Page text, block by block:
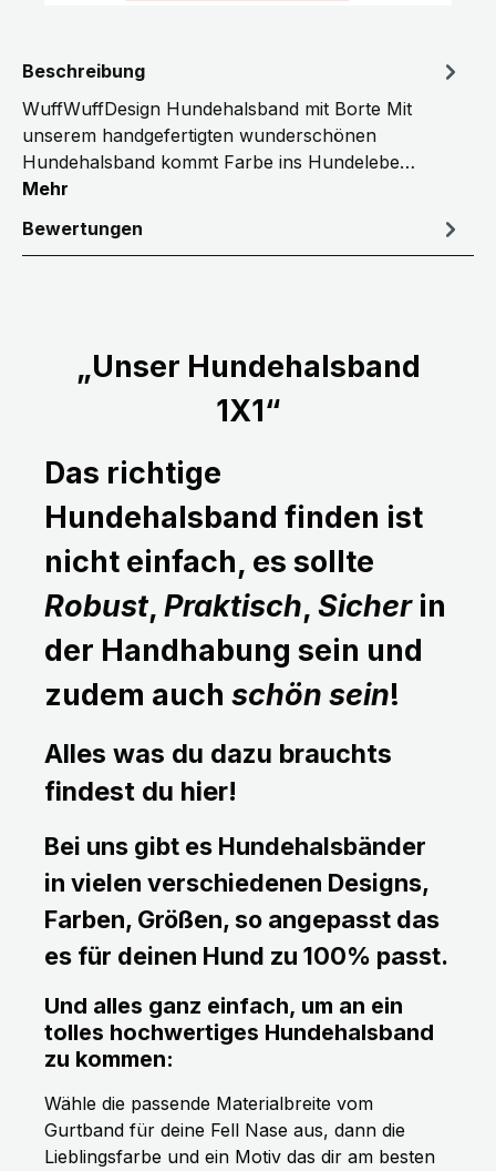
Beschreibung
WuffWuffDesign Hundehalsband mit Borte Mit
unserem handgefertigten wunderschönen
Hundehalsband kommt Farbe ins Hundelebe…
Mehr
Bewertungen
„Unser Hundehalsband
1X1“
Das richtige
Hundehalsband finden ist
nicht einfach, es sollte
Robust, Praktisch, Sicherin
der Handhabung sein und
zudem auch schön sein!
Alles was du dazu brauchts
findest du hier!
Bei uns gibt es Hundehalsbänder
in vielen verschiedenen Designs,
Farben, Größen, so angepasst das
es für deinen Hund zu 100% passt.
Und alles ganz einfach, um an ein
tolles hochwertiges Hundehalsband
zu kommen:
Wähle die passende Materialbreite vom
Gurtband für deine Fell Nase aus, dann die
Lieblingsfarbe und ein Motiv das dir am besten